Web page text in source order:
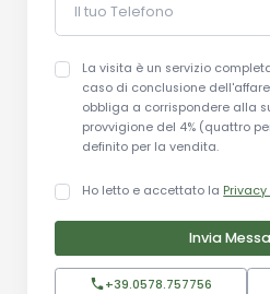
Il tuo Telefono
La visita è un servizio
caso di conclusione
obbliga a corrispondere alla
provvigione del 4% (quattro
definito per la vendita.
Ho letto e accettato la Privacy
Invia
+39.0578.757756